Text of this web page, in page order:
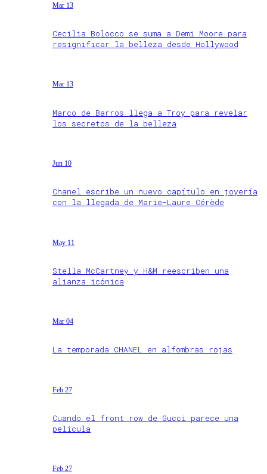
Mar 13
Cecilia Bolocco se suma a Demi Moore para
resignificar la belleza desde Hollywood
Mar 13
Marco de Barros llega a Troy para revelar
los secretos de la belleza
Jun 10
Chanel escribe un nuevo capítulo en joyería
con la llegada de Marie-Laure Cérède
May 11
Stella McCartney y H&M reescriben una
alianza icónica
Mar 04
La temporada CHANEL en alfombras rojas
Feb 27
Cuando el front row de Gucci parece una
película
Feb 27